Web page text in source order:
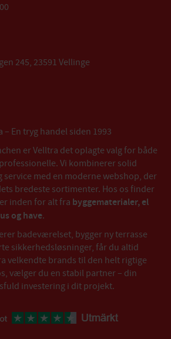
245, 23591 Vellinge
En tryg handel siden 1993
er Velltra det oplagte valg for både
Vi kombinerer solid
med en moderne webshop, der
bredeste sortimenter. Hos os finder
inden for alt fra byggematerialer, el
og have.
badeværelset, bygger ny terrasse
sikkerhedsløsninger, får du altid
velkendte brands til den helt rigtige
vælger du en stabil partner – din
investering i dit projekt.